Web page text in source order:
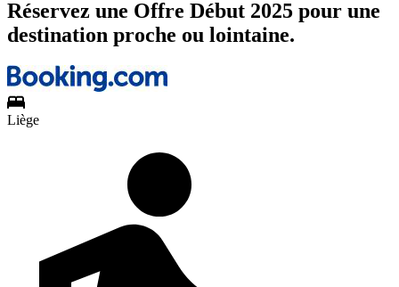
Réservez une Offre Début 2025 pour une
destination proche ou lointaine.
Liège